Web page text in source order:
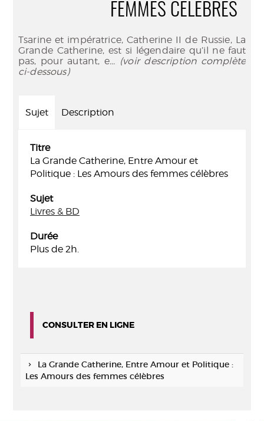
FEMMES CÉLÈBRES
Tsarine et impératrice, Catherine II de Russie, La
Grande Catherine, est si légendaire qu’il ne faut
pas, pour autant, e... (voir description complète
ci-dessous)
Sujet Description
Titre
La Grande Catherine, Entre Amour et
Politique : Les Amours des femmes célèbres
Sujet
Livres & BD
Durée
Plus de 2h.
CONSULTER EN LIGNE
La Grande Catherine, Entre Amour et Politique :
Les Amours des femmes célèbres